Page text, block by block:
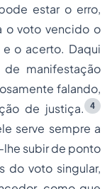
estar o erro,
o voto vencido o
o acerto. Daqui
manifestação
falando,
de justiça.
4
serve sempre a
subir de ponto
do voto singular,